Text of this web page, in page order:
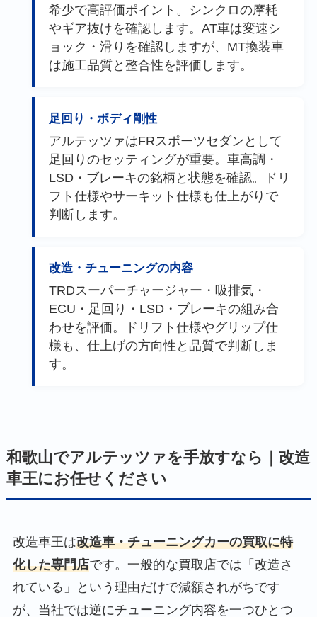
希少で高評価ポイント。シンクロの摩耗
やギア抜けを確認します。AT車は変速シ
ョック・滑りを確認しますが、MT換装車
は施工品質と整合性を評価します。
足回り・ボディ剛性
アルテッツァはFRスポーツセダンとして
足回りのセッティングが重要。車高調・
LSD・ブレーキの銘柄と状態を確認。ドリ
フト仕様やサーキット仕様も仕上がりで
判断します。
改造・チューニングの内容
TRDスーパーチャージャー・吸排気・
ECU・足回り・LSD・ブレーキの組み合
わせを評価。ドリフト仕様やグリップ仕
様も、仕上げの方向性と品質で判断しま
す。
和歌山でアルテッツァを手放すなら｜改造
車王にお任せください
改造車王は改造車・チューニングカーの買取に特
化した専門店です。一般的な買取店では「改造さ
れている」という理由だけで減額されがちです
が、当社では逆にチューニング内容を一つひとつ